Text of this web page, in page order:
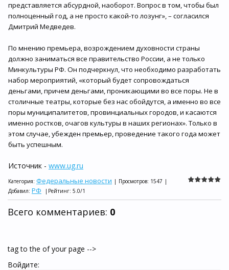
представляется абсурдной, наоборот. Вопрос в том, чтобы был
полноценный год, а не просто какой-то лозунг», – согласился
Дмитрий Медведев.
По мнению премьера, возрождением духовности страны
должно заниматься все правительство России, а не только
Минкультуры РФ. Он подчеркнул, что необходимо разработать
набор мероприятий, «который будет сопровождаться
деньгами, причем деньгами, проникающими во все поры. Не в
столичные театры, которые без нас обойдутся, а именно во все
поры муниципалитетов, провинциальных городов, и касаются
именно ростков, очагов культуры в наших регионах». Только в
этом случае, убежден премьер, проведение такого года может
быть успешным.
Источник - www.ug.ru
Категория: Федеральные новости | Просмотров: 1547 |
Добавил: РФ | Рейтинг: 5.0/1
Всего комментариев: 0
tag to the of your page -->
Войдите: